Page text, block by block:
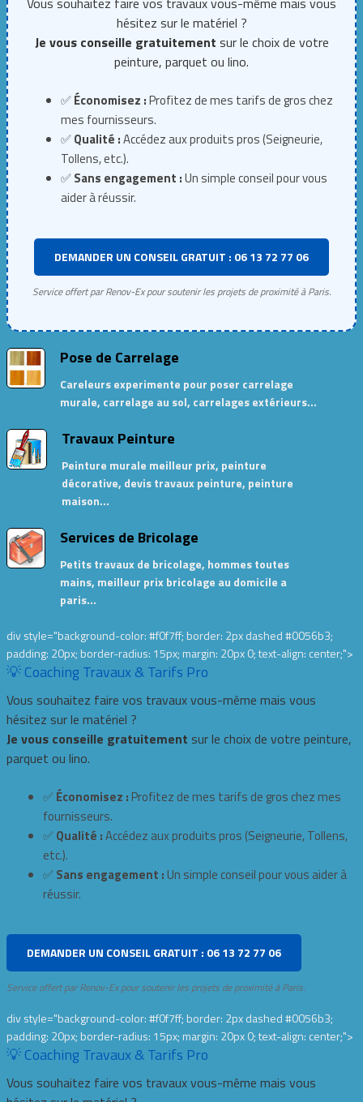
hésitez sur le matériel ?
Je vous conseille gratuitement sur le choix de votre
peinture, parquet ou lino.
✅Économisez :Profitez de mes tarifs de gros chez
mes fournisseurs.
✅Qualité :Accédez aux produits pros (Seigneurie,
Tollens, etc.).
✅Sans engagement :Un simple conseil pour vous
aider à réussir.
DEMANDER UN CONSEIL GRATUIT : 06 13 72 77 06
Service offert par Renov-Ex pour soutenir les projets de proximité à Paris.
Pose de Carrelage
Careleurs experimente pour poser carrelage
murale, carrelage au sol, carrelages extérieurs…
Travaux Peinture
Peinture murale meilleur prix, peinture
décorative, devis travaux peinture, peinture
maison…
Services de Bricolage
Petits travaux de bricolage, hommes toutes
mains, meilleur prix bricolage au domicile a
paris…
div style="background-color: #f0f7ff; border: 2px dashed #0056b3;
padding: 20px; border-radius: 15px; margin: 20px 0; text-align: center;">
💡 Coaching Travaux & Tarifs Pro
Vous souhaitez faire vos travaux vous-même mais vous
hésitez sur le matériel ?
Je vous conseille gratuitement sur le choix de votre peinture,
parquet ou lino.
✅ Économisez : Profitez de mes tarifs de gros chez mes
fournisseurs.
✅ Qualité :Accédez aux produits pros (Seigneurie, Tollens,
etc.).
✅ Sans engagement : Un simple conseil pour vous aider à
réussir.
DEMANDER UN CONSEIL GRATUIT : 06 13 72 77 06
Service offert par Renov-Ex pour soutenir les projets de proximité à Paris.
div style="background-color: #f0f7ff; border: 2px dashed #0056b3;
padding: 20px; border-radius: 15px; margin: 20px 0; text-align: center;">
💡 Coaching Travaux & Tarifs Pro
Vous souhaitez faire vos travaux vous-même mais vous